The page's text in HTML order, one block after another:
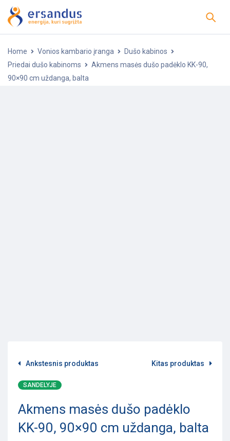
Home Vonios kambario įranga
Dušo kabinos
Priedai dušo kabinoms
Akmens masės dušo padėklo KK-90,
90×90 cm uždanga, balta
Ankstesnis produktas Kitas produktas
SANDELYJE
Akmens masės dušo padėklo
KK-90, 90×90 cm uždanga, balta